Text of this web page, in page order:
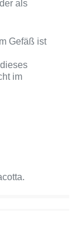
als
Gefäß ist
im